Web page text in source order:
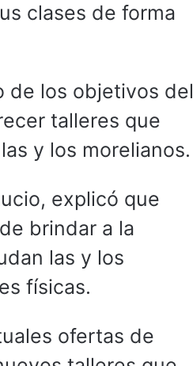
clases de forma
de los objetivos del
talleres que
y los morelianos.
explicó que
brindar a la
las y los
físicas.
ofertas de